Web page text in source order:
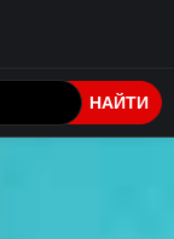
НАЙТИ